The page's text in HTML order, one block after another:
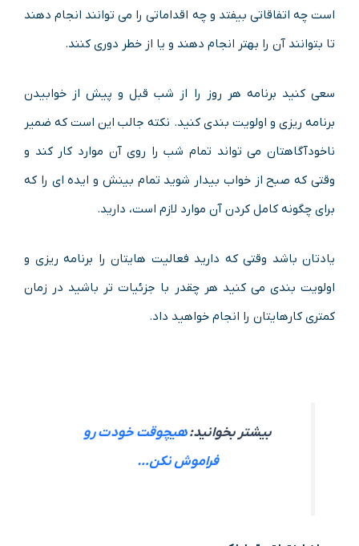
است چه اتفاقاتی بیفتد و چه اقداماتی را می توانند انجام دهند
تا بتوانند آن را بهتر انجام دهند و یا از خطر دوری کنند.
سعی کنید برنامه هر روز را از شب قبل و پیش از خوابیدن
برنامه ریزی و اولویت بندی کنید. نکته جالب این است که ضمیر
ناخودآگاهتان می تواند تمام شب را روی آن موارد کار کند و
وقتی که صبح از خواب بیدار شوید تمام بینش و ایده ای را که
برای چگونه کامل کردن آن موارد لازم است، دارید.
یادتان باشد وقتی که دارید فعالیت هایتان را برنامه ریزی و
اولویت بندی می کنید هر چقدر با جزئیات تر باشید در زمان
کمتری کارهایتان را انجام خواهید داد.
بیشتر بخوانید:هیچوقت خودت رو
فراموش نکن…